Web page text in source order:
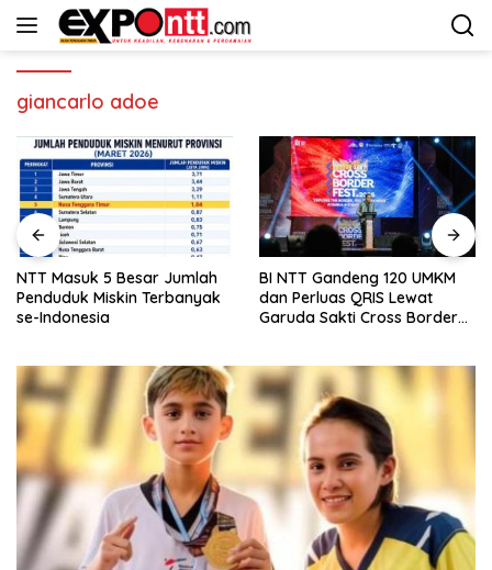
Langsung
giancarlo adoe
BI NTT Gandeng 120 UMKM
dan Perluas QRIS Lewat
Garuda Sakti Cross Border
Penduduk Miskin di NTT Naik
Jadi 1,04 Juta Jiwa